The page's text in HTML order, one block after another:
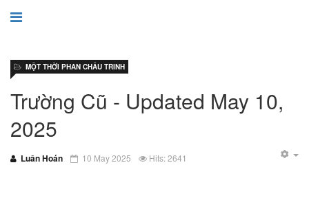
Trường Cũ - Updated May 10,
2025
Luân Hoán
MỘT THỜI PHAN CHÂU TRINH
10 May 2025 Hits: 2641